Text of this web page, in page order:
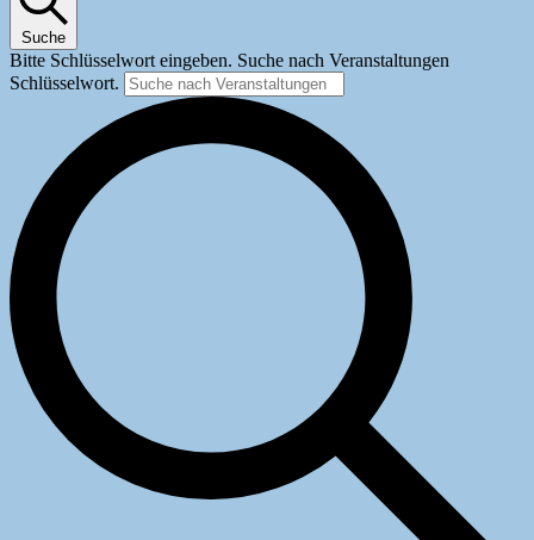
Suche
Bitte Schlüsselwort eingeben. Suche nach Veranstaltungen
Schlüsselwort.